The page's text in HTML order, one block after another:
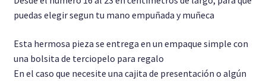
puedas elegir segun tu mano empuñada y muñeca
Esta hermosa pieza se entrega en un empaque simple con
una bolsita de terciopelo para regalo
En el caso que necesite una cajita de presentación o algún